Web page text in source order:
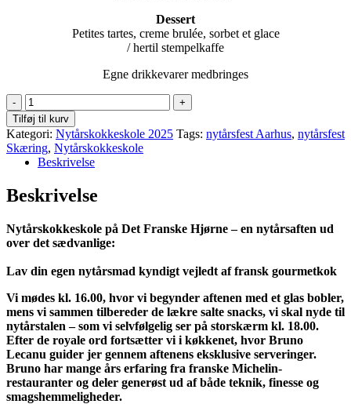
Dessert
Petites tartes, creme brulée, sorbet et glace
/ hertil stempelkaffe
Egne drikkevarer medbringes
Bestilling
Nytårskokkeskole
2025
quantity
Tilføj til kurv
Kategori: Nytårskokkeskole 2025 Tags: nytårsfest Aarhus, nytårsfest
Skæring, Nytårskokkeskole
Beskrivelse
Beskrivelse
Nytårskokkeskole på Det Franske Hjørne – en nytårsaften ud
over det sædvanlige:
Lav din egen nytårsmad kyndigt vejledt af fransk gourmetkok
Vi mødes kl. 16.00, hvor vi begynder aftenen med et glas bobler,
mens vi sammen tilbereder de lækre salte snacks, vi skal nyde til
nytårstalen – som vi selvfølgelig ser på storskærm kl. 18.00.
Efter de royale ord fortsætter vi i køkkenet, hvor Bruno
Lecanu guider jer gennem aftenens eksklusive serveringer.
Bruno har mange års erfaring fra franske Michelin-
restauranter og deler generøst ud af både teknik, finesse og
smagshemmeligheder.